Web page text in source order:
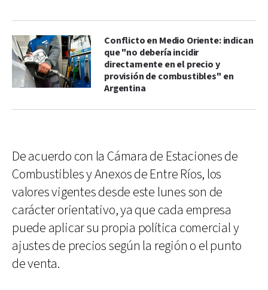
Conflicto en Medio Oriente: indican
que "no debería incidir
directamente en el precio y
provisión de combustibles" en
Argentina
De acuerdo con la Cámara de Estaciones de
Combustibles y Anexos de Entre Ríos, los
valores vigentes desde este lunes son de
carácter orientativo, ya que cada empresa
puede aplicar su propia política comercial y
ajustes de precios según la región o el punto
de venta.